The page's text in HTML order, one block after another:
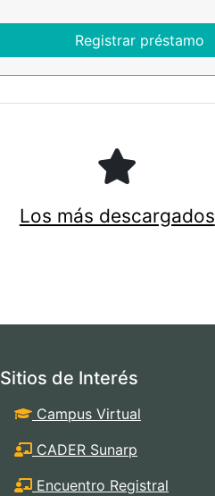
Registrar préstamo
Los más descargados
Sitios de Interés
Campus Virtual
CADER Sunarp
Encuentro Registral